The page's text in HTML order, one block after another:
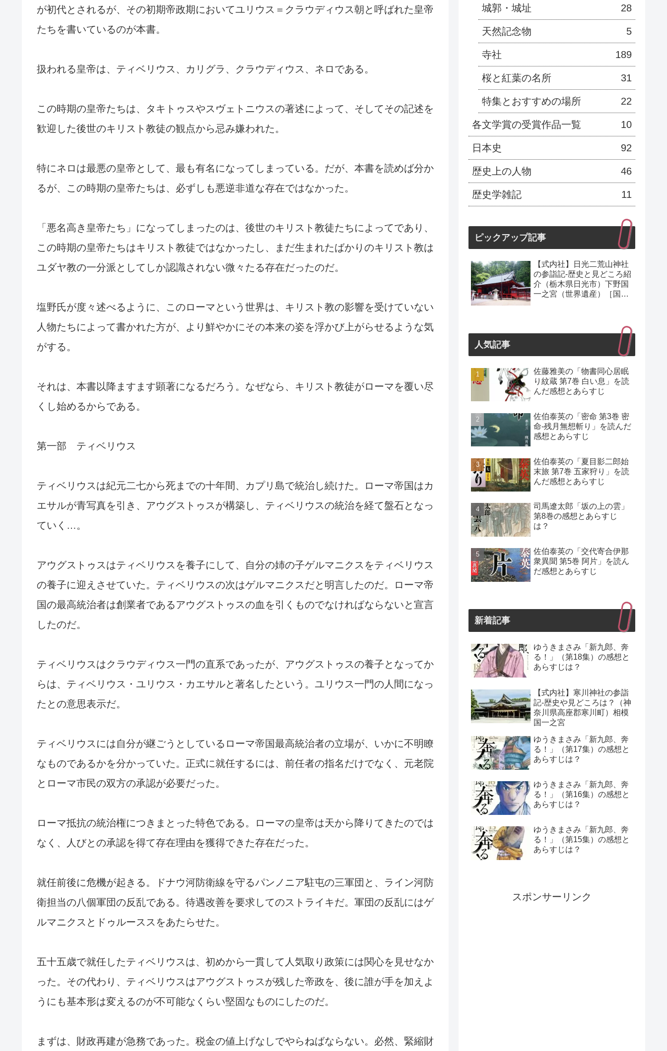
が初代とされるが、その初期帝政期においてユリウス＝クラウディウス朝と呼ばれた皇帝
たちを書いているのが本書。
扱われる皇帝は、ティベリウス、カリグラ、クラウディウス、ネロである。
この時期の皇帝たちは、タキトゥスやスヴェトニウスの著述によって、そしてその記述を
歓迎した後世のキリスト教徒の観点から忌み嫌われた。
特にネロは最悪の皇帝として、最も有名になってしまっている。だが、本書を読めば分か
るが、この時期の皇帝たちは、必ずしも悪逆非道な存在ではなかった。
「悪名高き皇帝たち」になってしまったのは、後世のキリスト教徒たちによってであり、
この時期の皇帝たちはキリスト教徒ではなかったし、まだ生まれたばかりのキリスト教は
ユダヤ教の一分派としてしか認識されない微々たる存在だったのだ。
塩野氏が度々述べるように、このローマという世界は、キリスト教の影響を受けていない
人物たちによって書かれた方が、より鮮やかにその本来の姿を浮かび上がらせるような気
がする。
それは、本書以降ますます顕著になるだろう。なぜなら、キリスト教徒がローマを覆い尽
くし始めるからである。
第一部 ティベリウス
ティベリウスは紀元二七から死までの十年間、カプリ島で統治し続けた。ローマ帝国はカ
エサルが青写真を引き、アウグストゥスが構築し、ティベリウスの統治を経て盤石となっ
ていく…。
アウグストゥスはティベリウスを養子にして、自分の姉の子ゲルマニクスをティベリウス
の養子に迎えさせていた。ティベリウスの次はゲルマニクスだと明言したのだ。ローマ帝
国の最高統治者は創業者であるアウグストゥスの血を引くものでなければならないと宣言
したのだ。
ティベリウスはクラウディウス一門の直系であったが、アウグストゥスの養子となってか
らは、ティベリウス・ユリウス・カエサルと著名したという。ユリウス一門の人間になっ
たとの意思表示だ。
ティベリウスには自分が継ごうとしているローマ帝国最高統治者の立場が、いかに不明瞭
なものであるかを分かっていた。正式に就任するには、前任者の指名だけでなく、元老院
とローマ市民の双方の承認が必要だった。
ローマ抵抗の統治権につきまとった特色である。ローマの皇帝は天から降りてきたのでは
なく、人びとの承認を得て存在理由を獲得できた存在だった。
就任前後に危機が起きる。ドナウ河防衛線を守るパンノニア駐屯の三軍団と、ライン河防
衛担当の八個軍団の反乱である。待遇改善を要求してのストライキだ。軍団の反乱にはゲ
ルマニクスとドゥルーススをあたらせた。
五十五歳で就任したティベリウスは、初めから一貫して人気取り政策には関心を見せなか
った。その代わり、ティベリウスはアウグストゥスが残した帝政を、後に誰が手を加えよ
うにも基本形は変えるのが不可能なくらい堅固なものにしたのだ。
まずは、財政再建が急務であった。税金の値上げなしでやらねばならない。必然、緊縮財
城郭・城址 28
天然記念物 5
寺社 189
桜と紅葉の名所 31
特集とおすすめの場所 22
各文学賞の受賞作品一覧 10
日本史 92
歴史上の人物 46
歴史学雑記 11
ピックアップ記事
【式内社】日光二荒山神社
の参詣記-歴史と見どころ紹
介（栃木県日光市）下野国
一之宮（世界遺産）［国の
人気記事
佐藤雅美の「物書同心居眠
り紋蔵 第7巻 白い息」を読
んだ感想とあらすじ
佐伯泰英の「密命 第3巻 密
命-残月無想斬り」を読んだ
感想とあらすじ
佐伯泰英の「夏目影二郎始
末旅 第7巻 五家狩り」を読
んだ感想とあらすじ
司馬遼太郎「坂の上の雲」
第8巻の感想とあらすじ
は？
佐伯泰英の「交代寄合伊那
衆異聞 第5巻 阿片」を読ん
だ感想とあらすじ
新着記事
ゆうきまさみ「新九郎、奔
る！」（第18集）の感想と
あらすじは？
【式内社】寒川神社の参詣
記-歴史や見どころは？（神
奈川県高座郡寒川町）相模
国一之宮
ゆうきまさみ「新九郎、奔
る！」（第17集）の感想と
あらすじは？
ゆうきまさみ「新九郎、奔
る！」（第16集）の感想と
あらすじは？
ゆうきまさみ「新九郎、奔
る！」（第15集）の感想と
あらすじは？
スポンサーリンク